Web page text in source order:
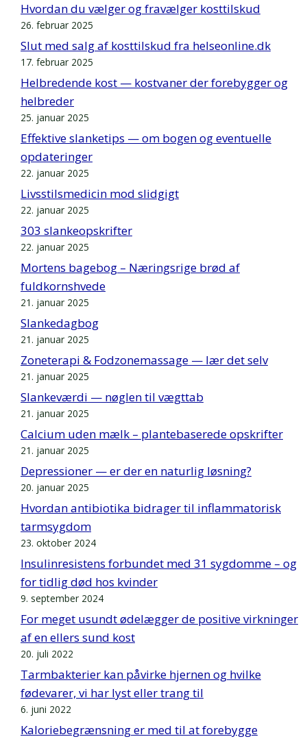
Hvordan du vælger og fravælger kosttilskud
26. februar 2025
Slut med salg af kosttilskud fra helseonline.dk
17. februar 2025
Helbredende kost — kostvaner der forebygger og
helbreder
25. januar 2025
Effektive slanketips — om bogen og eventuelle
opdateringer
22. januar 2025
Livsstilsmedicin mod slidgigt
22. januar 2025
303 slankeopskrifter
22. januar 2025
Mortens bagebog – Næringsrige brød af
fuldkornshvede
21. januar 2025
Slankedagbog
21. januar 2025
Zoneterapi & Fodzonemassage — lær det selv
21. januar 2025
Slankeværdi — nøglen til vægttab
21. januar 2025
Calcium uden mælk – plantebaserede opskrifter
21. januar 2025
Depressioner — er der en naturlig løsning?
20. januar 2025
Hvordan antibiotika bidrager til inflammatorisk
tarmsygdom
23. oktober 2024
Insulinresistens forbundet med 31 sygdomme – og
for tidlig død hos kvinder
9. september 2024
For meget usundt ødelægger de positive virkninger
af en ellers sund kost
20. juli 2022
Tarmbakterier kan påvirke hjernen og hvilke
fødevarer, vi har lyst eller trang til
6. juni 2022
Kaloriebegrænsning er med til at forebygge